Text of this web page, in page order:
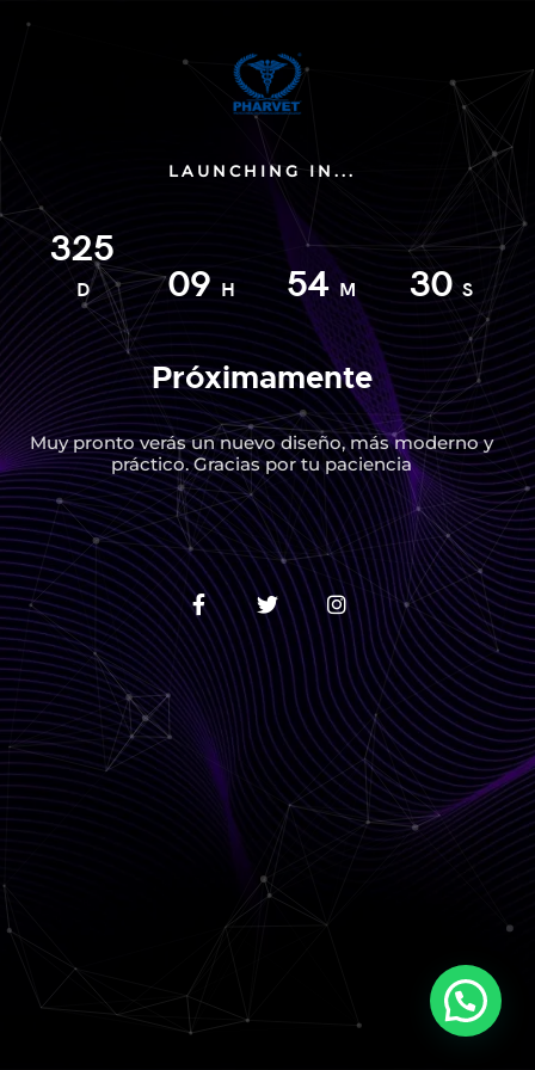
LAUNCHING IN...
325
D 09 H 54 M 30S
Próximamente
Muy pronto verás un nuevo diseño, más moderno y
práctico. Gracias por tu paciencia